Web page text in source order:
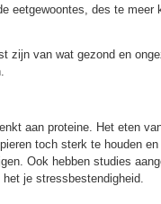
eetgewoontes, des te meer
zijn van wat gezond en
aan proteine. Het eten
toch sterk te houden
Ook hebben studies
je stressbestendigheid.